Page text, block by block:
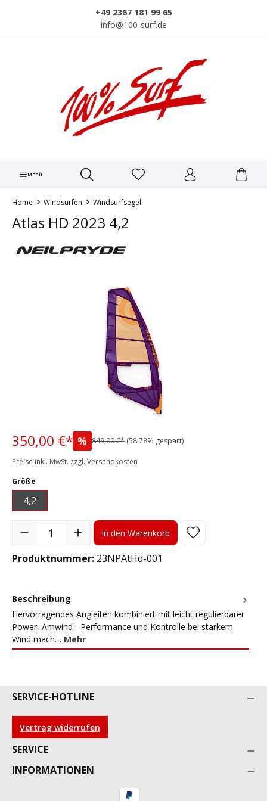
+49 2367 181 99 65
info@100-surf.de
Menü
Home Windsurfen Windsurfsegel
Atlas HD 2023 4,2
Bildergalerie überspringen
350,00 €* % 849,00 €* (58.78% gespart)
Preise inkl. MwSt. zzgl. Versandkosten
Größe
4,2
Produkt Anzahl: Gib den gewünschten Wert ein oder benutze
In den Warenkorb
Produktnummer: 23NPAtHd-001
Beschreibung
Hervorragendes Angleiten kombiniert mit leicht regulierbarer
Power, Amwind - Performance und Kontrolle bei starkem
Wind mach… Mehr
SERVICE-HOTLINE
Vertrag widerrufen
SERVICE
INFORMATIONEN